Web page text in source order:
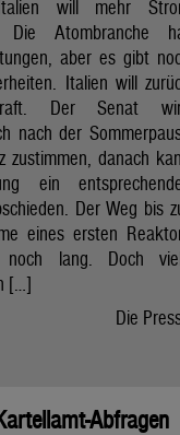
will mehr
Die Atombranche
aber es gibt
Italien will
Der Senat
nach der
zustimmen, danach
ein
Der Weg bis
eines ersten
lang. Doch
[…]
Die
Abfragen